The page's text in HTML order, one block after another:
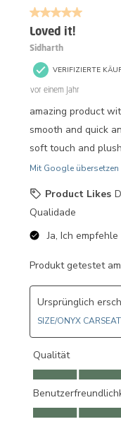
Bewertungen.
5 von 5 Sternen.
Loved it!
Sidharth
VERIFIZIERTE
vor einem Jahr
amazing product
smooth and quick
soft touch and
Mit Google übersetzen
Product Likes
Qualidade
Ja, Ich
Produkt getestet
Ursprünglich
SIZE/ONYX
Qualität
Qualität, 5.0 von 5